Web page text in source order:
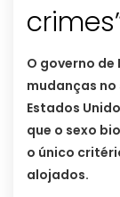
O governo
mudanças
Estados
que o sexo
o único
alojados.